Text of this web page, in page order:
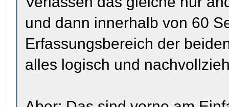
und dann innerhalb von 60
Erfassungsbereich der
alles logisch und